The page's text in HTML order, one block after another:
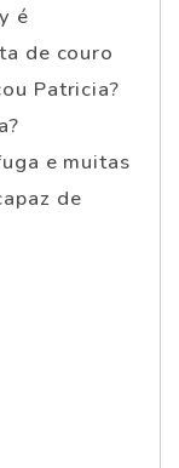
é
de couro
Patricia?
e muitas
de